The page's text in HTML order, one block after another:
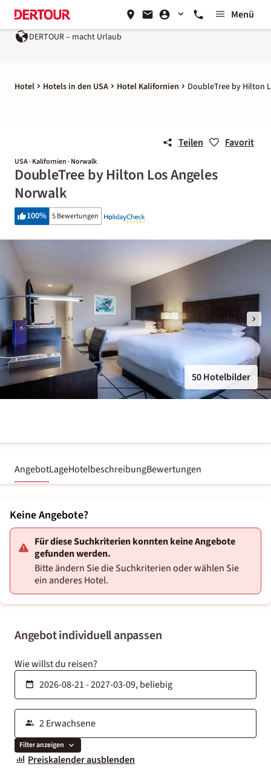
Menü
DERTOUR – macht Urlaub
Hotel Hotels in den USA Hotel Kalifornien DoubleTree by Hilton
Teilen Favorit
USA · Kalifornien · Norwalk
DoubleTree by Hilton Los Angeles
Norwalk
100% 5 Bewertungen
50 Hotelbilder
AngebotLageHotelbeschreibungBewertungen
Angebot individuell anpassen
Wie willst du reisen?
Filter anzeigen
Preiskalender ausblenden
Keine Angebote?
Für diese Suchkriterien konnten keine Angebote
gefunden werden.
Bitte ändern Sie die Suchkriterien oder wählen Sie
ein anderes Hotel.